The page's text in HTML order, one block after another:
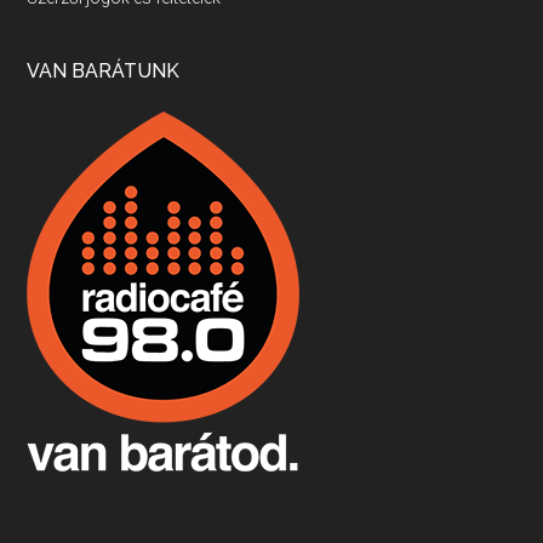
Apr 17, 2026 • 00:35:38
Boston, teadélután, bab és homár
Apr 9, 2026 • 00:37:17
Fermentáljunk, a testünk meghálálja!
Apr 3, 2026 • 00:36:07
VAN BARÁTUNK